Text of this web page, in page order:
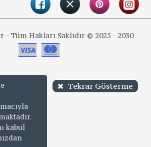
Tüm Hakları Saklıdır © 2025 - 2030
kabul
Tekrar Gösterme